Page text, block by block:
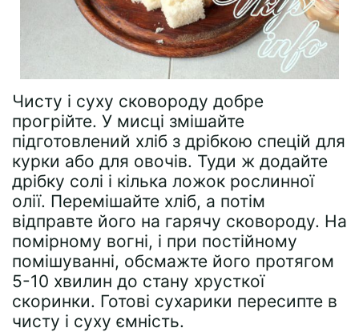
Чисту і суху сковороду добре
прогрійте. У мисці змішайте
підготовлений хліб з дрібкою спецій для
курки або для овочів. Туди ж додайте
дрібку солі і кілька ложок рослинної
олії. Перемішайте хліб, а потім
відправте його на гарячу сковороду. На
помірному вогні, і при постійному
помішуванні, обсмажте його протягом
5-10 хвилин до стану хрусткої
скоринки. Готові сухарики пересипте в
чисту і суху ємність.